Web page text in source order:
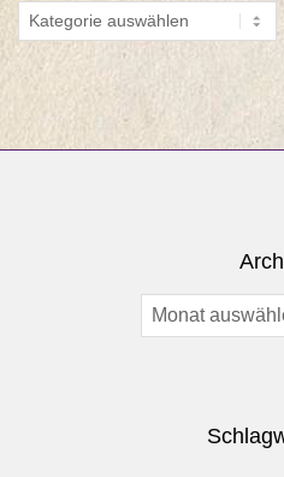
Kategorien
Archiv